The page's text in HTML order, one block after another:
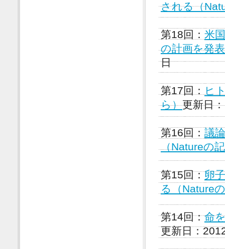
される（
第18回： 米
の計画を発
日
第17回： ヒ
ら）更新日
第16回： 議
（Natureの
第15回：卵
る（Nature
第14回：命
更新日：